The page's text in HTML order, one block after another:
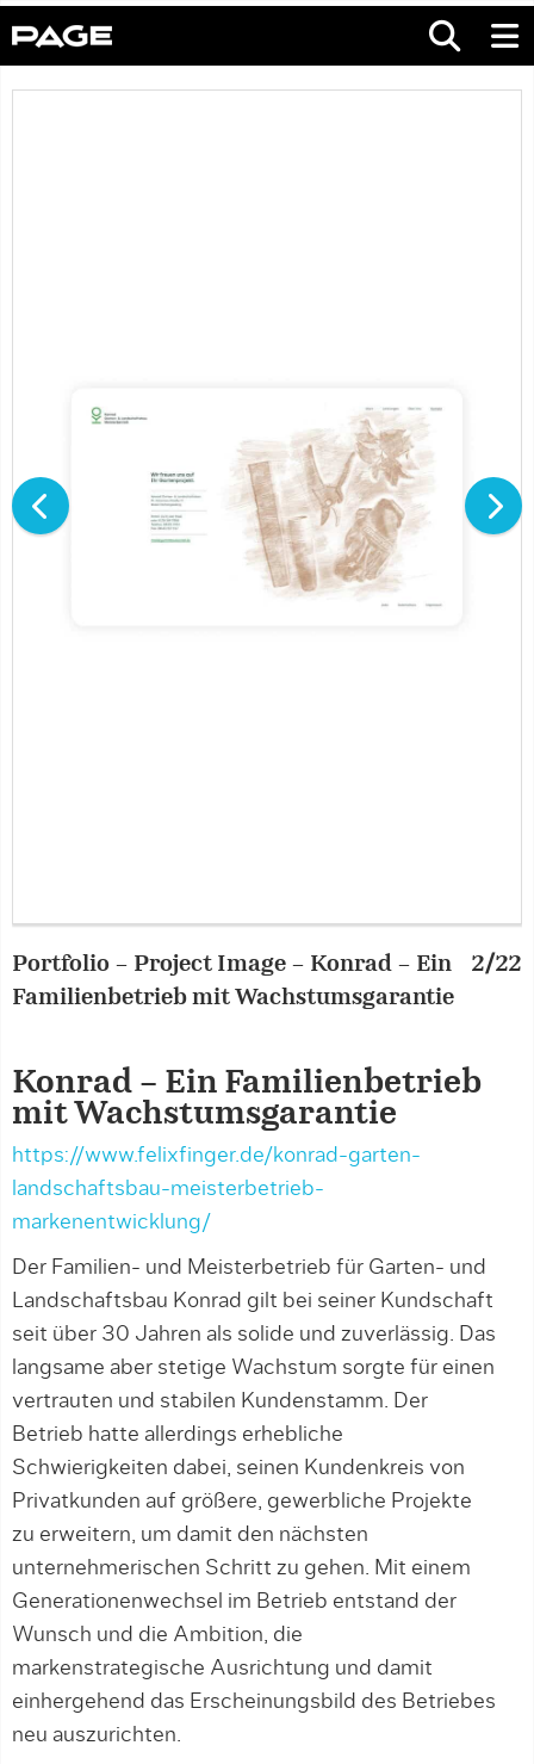
Portfolio – Project Image – Konrad – Ein
Familienbetrieb mit Wachstumsgarantie
2/22
Konrad – Ein Familienbetrieb
mit Wachstumsgarantie
https://www.felixfinger.de/konrad-garten-
landschaftsbau-meisterbetrieb-
markenentwicklung/
Der Familien- und Meisterbetrieb für Garten- und
Landschaftsbau Konrad gilt bei seiner Kundschaft
seit über 30 Jahren als solide und zuverlässig. Das
langsame aber stetige Wachstum sorgte für einen
vertrauten und stabilen Kundenstamm. Der
Betrieb hatte allerdings erhebliche
Schwierigkeiten dabei, seinen Kundenkreis von
Privatkunden auf größere, gewerbliche Projekte
zu erweitern, um damit den nächsten
unternehmerischen Schritt zu gehen. Mit einem
Generationenwechsel im Betrieb entstand der
Wunsch und die Ambition, die
markenstrategische Ausrichtung und damit
einhergehend das Erscheinungsbild des Betriebes
neu auszurichten.